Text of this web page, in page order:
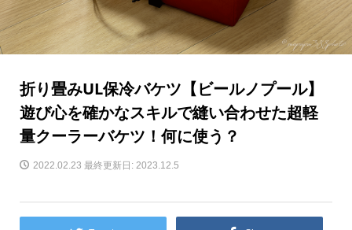
折り畳みUL保冷バケツ【ビールノプール】
遊び心を確かなスキルで縫い合わせた超軽
量クーラーバケツ！何に使う？
2022.02.23 最終更新日: 2023.12.5